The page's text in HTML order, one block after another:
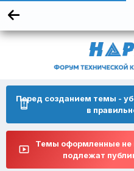
Перед созданием темы -
в
Темы оформленные не
подлежат